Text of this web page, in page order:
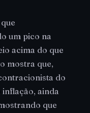
um pico na
acima do que
mostra que,
do
inflação, ainda
que